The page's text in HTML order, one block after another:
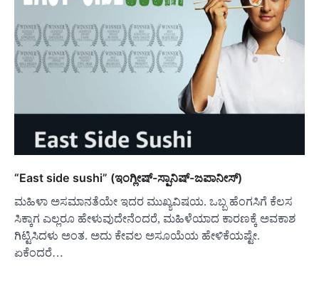
“East side sushi” (ಇಂಗ್ಲೀಷ್-ಸ್ಪಾನಿಷ್-ಜಪಾನೀಸ್)
ಮಹಿಳಾ ಅಸಮಾನತೆಯೇ ಇದರ ಮುಖ್ಯವಿಷಯ. ಒಬ್ಬ ಹೆಂಗಸಿಗೆ ಕೆಲಸ
ಸಿಕ್ಕಾಗ ಎಲ್ಲರೂ ಹೇಳುವುದೇನೆಂದರೆ, ಮಹಿಳೆಯಾದ ಕಾರಣಕ್ಕೆ ಅವಕಾಶ
ಗಿಟ್ಟಿಸಿದಳು ಅಂತ. ಅದು ಕೇವಲ ಅಸೂಯೆಯ ಹೇಳಿಕೆಯಷ್ಟೇ.
ಏಕೆಂದರೆ…